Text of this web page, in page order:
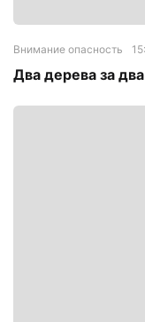
Внимание опасность
Два дерева за